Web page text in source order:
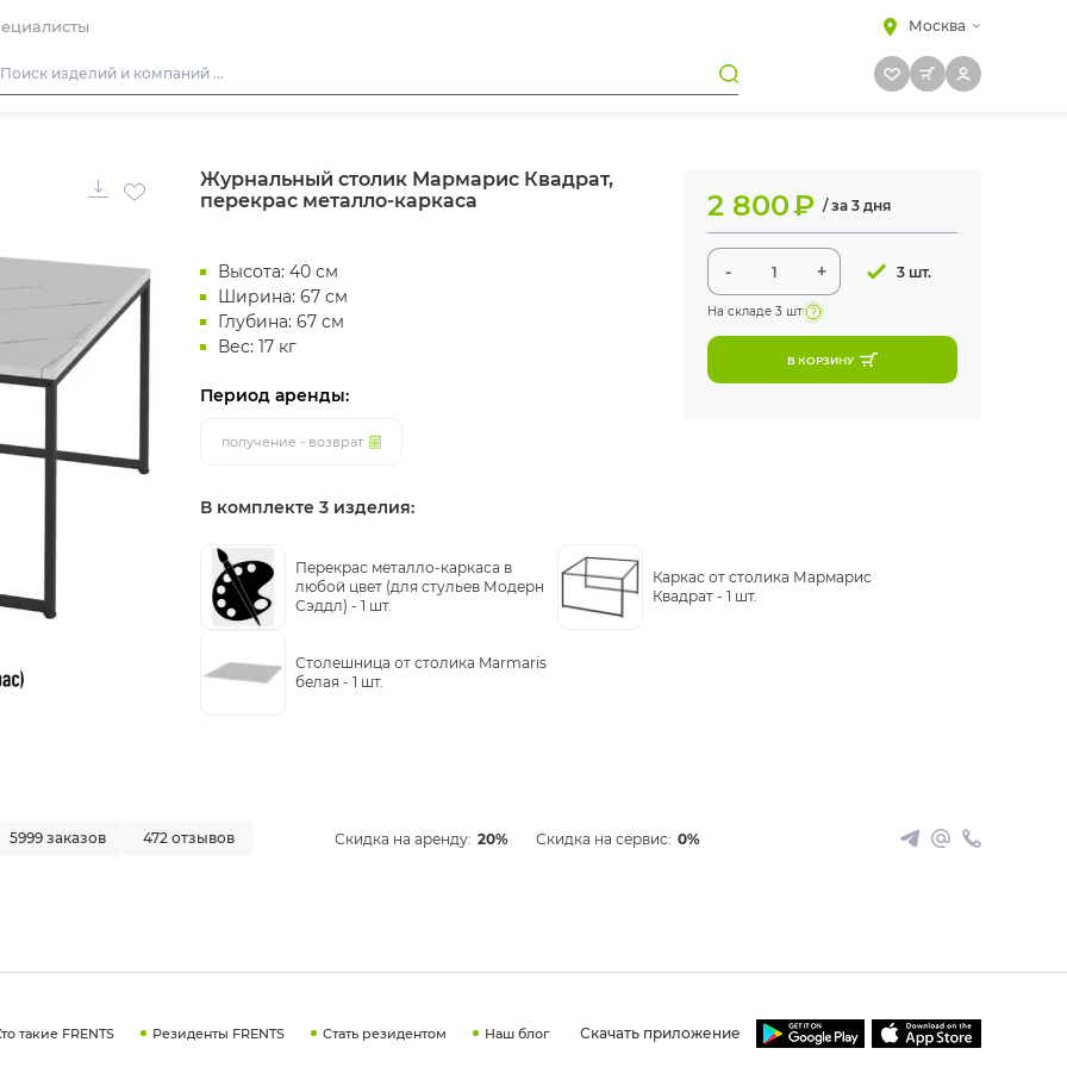
Москва
Кресла
Скамейки
Фуршетная мебель
Журнальный столик Мармарис Квадрат,
перекрас металло-каркаса
Высота: 40 см
Ширина: 67 см
Глубина: 67 см
Вес: 17 кг
Период аренды:
получение - возврат
2 800₽ / за 3 дня
- + 3 шт.
На складе 3 шт
В КОРЗИНУ
В комплекте 3 изделия:
Перекрас металло-каркаса в
любой цвет (для стульев Модерн
Сэддл) - 1 шт.
Каркас от столика Мармарис
Квадрат - 1 шт.
Столешница от столика Marmaris
белая - 1 шт.
5999 заказов 472 отзывов Скидка на аренду: 20% Скидка на сервис: 0%
такие FRENTS Резиденты FRENTS Стать резидентом Наш блог Скачать приложение